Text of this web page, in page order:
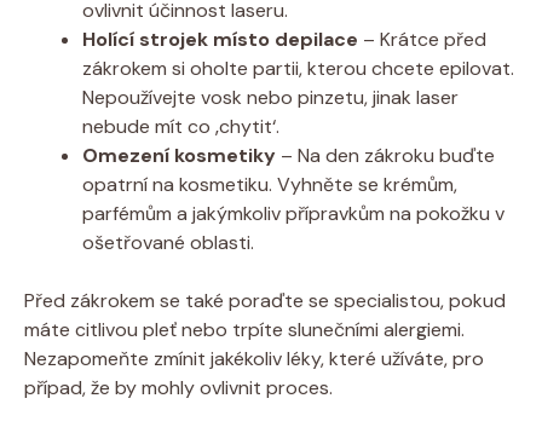
ovlivnit účinnost laseru.
Holící strojek místo depilace – Krátce před
zákrokem si oholte partii, kterou chcete epilovat.
Nepoužívejte vosk nebo pinzetu, jinak laser
nebude mít co ‚chytit‘.
Omezení kosmetiky – Na den zákroku buďte
opatrní na kosmetiku. Vyhněte se krémům,
parfémům a jakýmkoliv přípravkům na pokožku v
ošetřované oblasti.
Před zákrokem se také poraďte se specialistou, pokud
máte citlivou pleť nebo trpíte slunečními alergiemi.
Nezapomeňte zmínit jakékoliv léky, které užíváte, pro
případ, že by mohly ovlivnit proces.